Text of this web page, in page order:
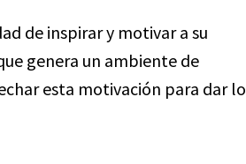
de inspirar y motivar a su
genera un ambiente de
esta motivación para dar lo